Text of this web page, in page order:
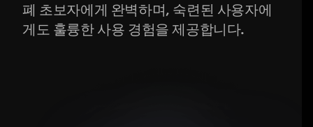
폐 초보자에게 완벽하며, 숙련된 사용자에
게도 훌륭한 사용 경험을 제공합니다.